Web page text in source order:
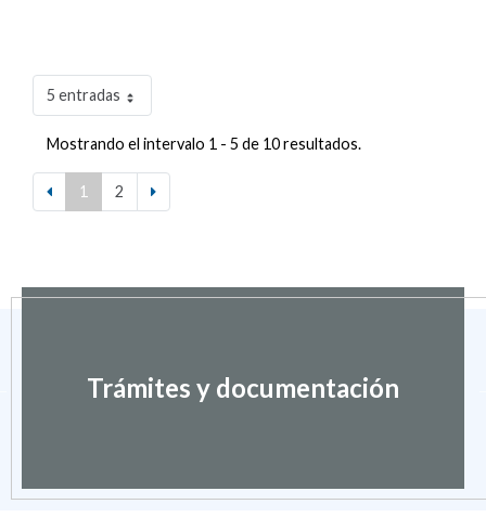
5 entradas
Mostrando el intervalo 1 - 5 de 10 resultados.
1 2
Trámites y documentación